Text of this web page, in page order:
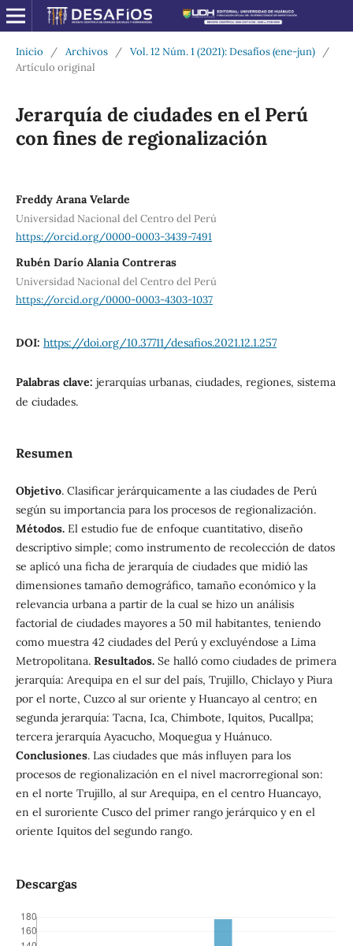
Inicio / Archivos / Vol. 12 Núm. 1 (2021): Desafíos (ene-jun)
/
Artículo original
Jerarquía de ciudades en el Perú
con fines de regionalización
Freddy Arana Velarde
Universidad Nacional del Centro del Perú
https://orcid.org/0000-0003-3439-7491
Rubén Darío Alania Contreras
Universidad Nacional del Centro del Perú
https://orcid.org/0000-0003-4303-1037
DOI: https://doi.org/10.37711/desafios.2021.12.1.257
Palabras clave: jerarquías urbanas, ciudades, regiones, sistema
de ciudades.
Resumen
Objetivo. Clasificar jerárquicamente a las ciudades de Perú
según su importancia para los procesos de regionalización.
Métodos.El estudio fue de enfoque cuantitativo, diseño
descriptivo simple; como instrumento de recolección de datos
se aplicó una ficha de jerarquía de ciudades que midió las
dimensiones tamaño demográfico, tamaño económico y la
relevancia urbana a partir de la cual se hizo un análisis
factorial de ciudades mayores a 50 mil habitantes, teniendo
como muestra 42 ciudades del Perú y excluyéndose a Lima
Metropolitana. Resultados.Se halló como ciudades de primera
jerarquía: Arequipa en el sur del país, Trujillo, Chiclayo y Piura
por el norte, Cuzco al sur oriente y Huancayo al centro; en
segunda jerarquía: Tacna, Ica, Chimbote, Iquitos, Pucallpa;
tercera jerarquía Ayacucho, Moquegua y Huánuco.
Conclusiones. Las ciudades que más influyen para los
procesos de regionalización en el nivel macrorregional son:
en el norte Trujillo, al sur Arequipa, en el centro Huancayo,
en el suroriente Cusco del primer rango jerárquico y en el
oriente Iquitos del segundo rango.
Descargas